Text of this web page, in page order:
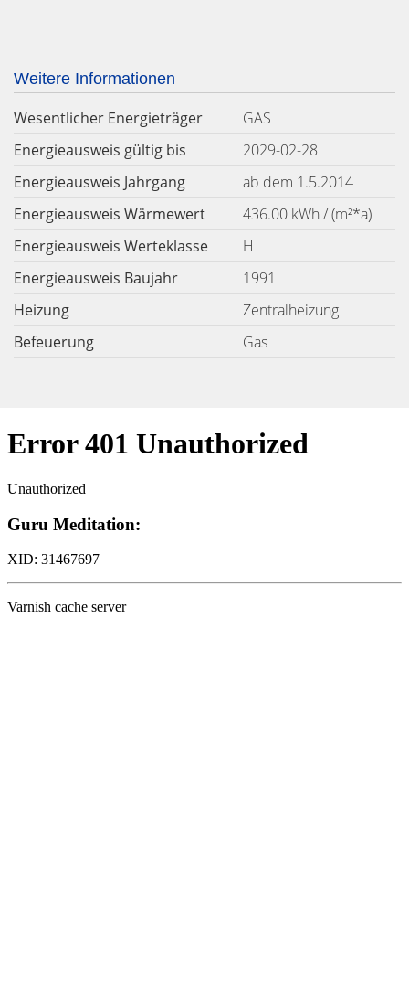
Weitere Informationen
Wesentlicher Energieträger
GAS
Energieausweis gültig bis
2029-02-28
Energieausweis Jahrgang
ab dem 1.5.2014
Energieausweis Wärmewert
436.00 kWh / (m²*a)
Energieausweis Werteklasse
H
Energieausweis Baujahr
1991
Heizung
Zentralheizung
Befeuerung
Gas